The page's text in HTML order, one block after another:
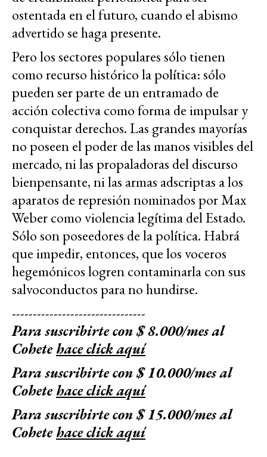
ostentada en el futuro, cuando el abismo
advertido se haga presente.
Pero los sectores populares sólo tienen
como recurso histórico la política: sólo
pueden ser parte de un entramado de
acción colectiva como forma de impulsar y
conquistar derechos. Las grandes mayorías
no poseen el poder de las manos visibles del
mercado, ni las propaladoras del discurso
bienpensante, ni las armas adscriptas a los
aparatos de represión nominados por Max
Weber como violencia legítima del Estado.
Sólo son poseedores de la política. Habrá
que impedir, entonces, que los voceros
hegemónicos logren contaminarla con sus
salvoconductos para no hundirse.
--------------------------------
Para suscribirte con $ 8.000/mes al
Cohetehace click aquí
Para suscribirte con $ 10.000/mes al
Cohetehace click aquí
Para suscribirte con $ 15.000/mes al
Cohetehace click aquí